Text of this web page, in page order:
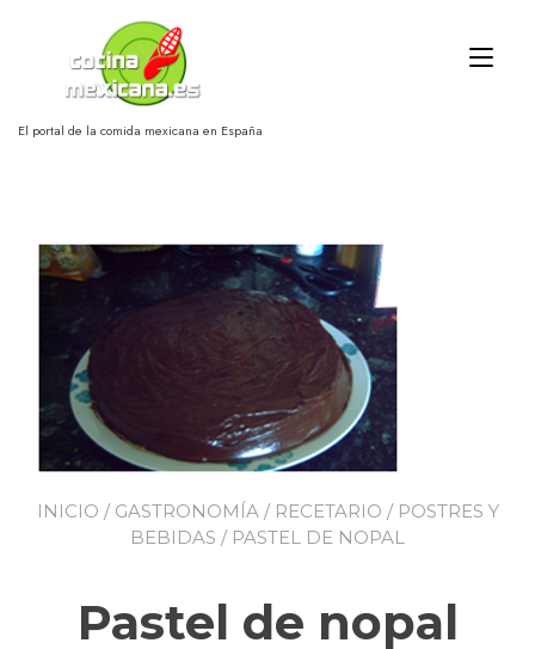
contenido
El portal de la comida mexicana en España
INICIO / GASTRONOMÍA/ RECETARIO / POSTRES Y
BEBIDAS / PASTEL DE NOPAL
Pastel de nopal